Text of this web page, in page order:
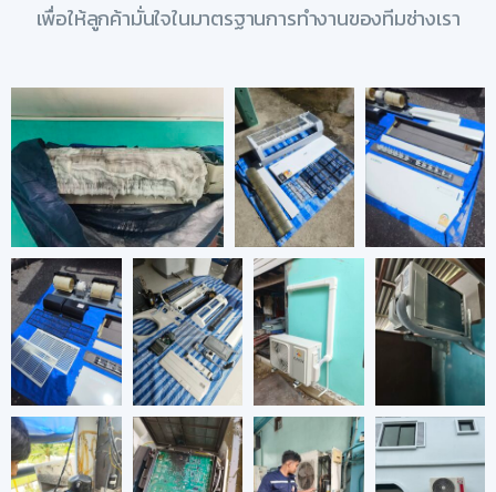
เพื่อให้ลูกค้ามั่นใจในมาตรฐานการทำงานของทีมช่างเรา